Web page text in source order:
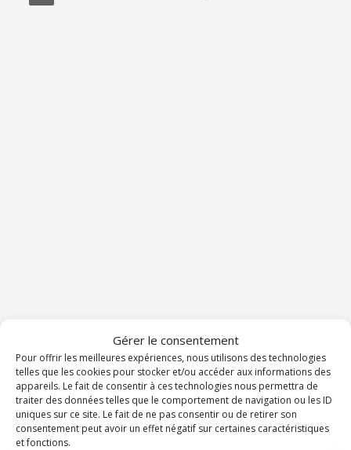
Gérer le consentement
Pour offrir les meilleures expériences, nous utilisons des technologies
telles que les cookies pour stocker et/ou accéder aux informations des
appareils. Le fait de consentir à ces technologies nous permettra de
traiter des données telles que le comportement de navigation ou les ID
uniques sur ce site. Le fait de ne pas consentir ou de retirer son
consentement peut avoir un effet négatif sur certaines caractéristiques
et fonctions.